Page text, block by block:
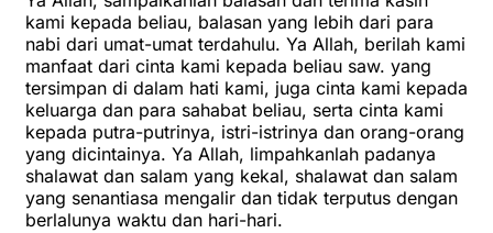
kami kepada beliau, balasan yang lebih dari para
nabi dari umat-umat terdahulu. Ya Allah, berilah kami
manfaat dari cinta kami kepada beliau saw. yang
tersimpan di dalam hati kami, juga cinta kami kepada
keluarga dan para sahabat beliau, serta cinta kami
kepada putra-putrinya, istri-istrinya dan orang-orang
yang dicintainya. Ya Allah, limpahkanlah padanya
shalawat dan salam yang kekal, shalawat dan salam
yang senantiasa mengalir dan tidak terputus dengan
berlalunya waktu dan hari-hari.